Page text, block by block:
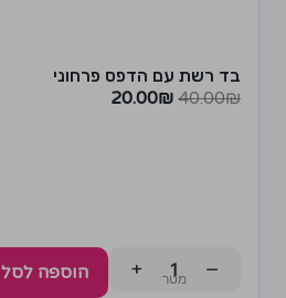
בד רשת עם הדפס פרחוני
40.00₪
20.00₪
−
+ הוספה לסל